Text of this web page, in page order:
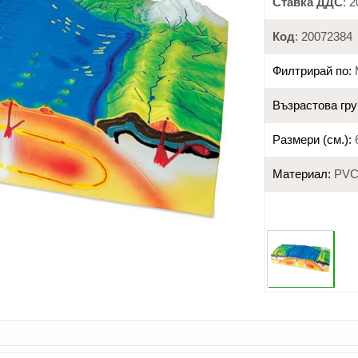
Ставка ДДС:
Код: 20072384
Филтрирай по:
Възрастова
Размери (см.):
Материал: